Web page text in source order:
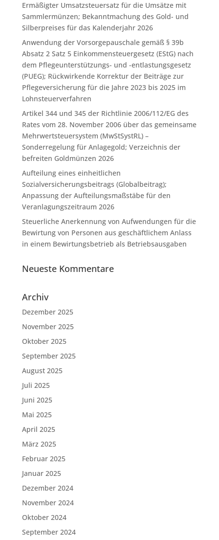
Ermäßigter Umsatzsteuersatz für die Umsätze mit
Sammlermünzen; Bekanntmachung des Gold- und
Silberpreises für das Kalenderjahr 2026
Anwendung der Vorsorgepauschale gemäß § 39b
Absatz 2 Satz 5 Einkommensteuergesetz (EStG) nach
dem Pflegeunterstützungs- und -entlastungsgesetz
(PUEG); Rückwirkende Korrektur der Beiträge zur
Pflegeversicherung für die Jahre 2023 bis 2025 im
Lohnsteuerverfahren
Artikel 344 und 345 der Richtlinie 2006/112/EG des
Rates vom 28. November 2006 über das gemeinsame
Mehrwertsteuersystem (MwStSystRL) –
Sonderregelung für Anlagegold; Verzeichnis der
befreiten Goldmünzen 2026
Aufteilung eines einheitlichen
Sozialversicherungsbeitrags (Globalbeitrag);
Anpassung der Aufteilungsmaßstäbe für den
Veranlagungszeitraum 2026
Steuerliche Anerkennung von Aufwendungen für die
Bewirtung von Personen aus geschäftlichem Anlass
in einem Bewirtungsbetrieb als Betriebsausgaben
Neueste Kommentare
Archiv
Dezember 2025
November 2025
Oktober 2025
September 2025
August 2025
Juli 2025
Juni 2025
Mai 2025
April 2025
März 2025
Februar 2025
Januar 2025
Dezember 2024
November 2024
Oktober 2024
September 2024